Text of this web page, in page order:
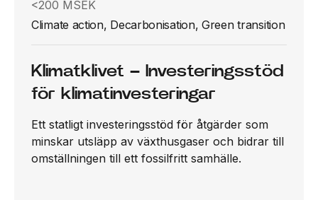
<200 MSEK
Climate action, Decarbonisation, Green transition
Klimatklivet – Investeringsstöd
för klimatinvesteringar
Ett statligt investeringsstöd för åtgärder som
minskar utsläpp av växthusgaser och bidrar till
omställningen till ett fossilfritt samhälle.